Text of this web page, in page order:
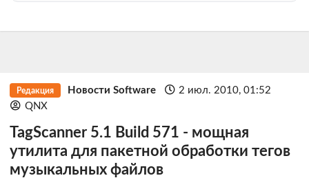
Редакция Новости Software
2 июл. 2010, 01:52
QNX
TagScanner 5.1 Build 571 - мощная
утилита для пакетной обработки тегов
музыкальных файлов